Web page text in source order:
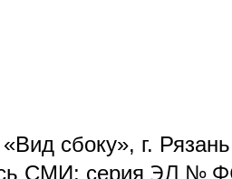
сбоку», г.
СМИ: серия ЭЛ №